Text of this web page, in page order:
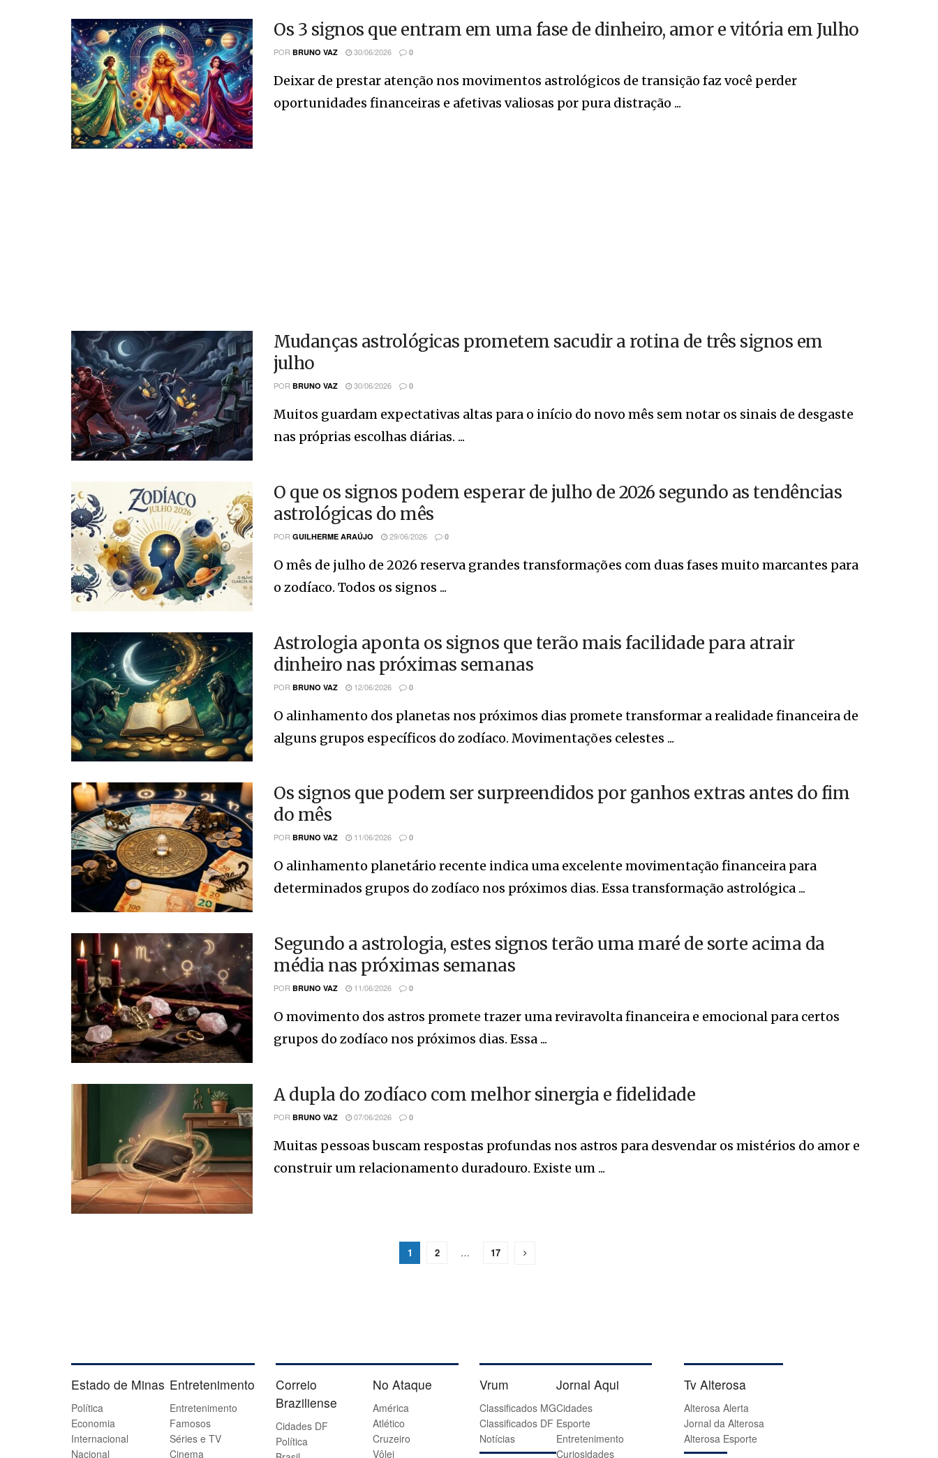
Os 3 signos que entram em uma fase de dinheiro, amor e vitória em Julho
POR BRUNO VAZ 30/06/2026 0
Deixar de prestar atenção nos movimentos astrológicos de transição faz você perder
oportunidades financeiras e afetivas valiosas por pura distração ...
Mudanças astrológicas prometem sacudir a rotina de três signos em
julho
POR BRUNO VAZ 30/06/2026 0
Muitos guardam expectativas altas para o início do novo mês sem notar os sinais de desgaste
nas próprias escolhas diárias. ...
O que os signos podem esperar de julho de 2026 segundo as tendências
astrológicas do mês
POR GUILHERME ARAÚJO 29/06/2026 0
O mês de julho de 2026 reserva grandes transformações com duas fases muito marcantes para
o zodíaco. Todos os signos ...
Astrologia aponta os signos que terão mais facilidade para atrair
dinheiro nas próximas semanas
POR BRUNO VAZ 12/06/2026 0
O alinhamento dos planetas nos próximos dias promete transformar a realidade financeira de
alguns grupos específicos do zodíaco. Movimentações celestes ...
Os signos que podem ser surpreendidos por ganhos extras antes do fim
do mês
POR BRUNO VAZ 11/06/2026 0
O alinhamento planetário recente indica uma excelente movimentação financeira para
determinados grupos do zodíaco nos próximos dias. Essa transformação astrológica ...
Segundo a astrologia, estes signos terão uma maré de sorte acima da
média nas próximas semanas
POR BRUNO VAZ 11/06/2026 0
O movimento dos astros promete trazer uma reviravolta financeira e emocional para certos
grupos do zodíaco nos próximos dias. Essa ...
A dupla do zodíaco com melhor sinergia e fidelidade
POR BRUNO VAZ 07/06/2026 0
Muitas pessoas buscam respostas profundas nos astros para desvendar os mistérios do amor e
construir um relacionamento duradouro. Existe um ...
1 2 … 17
Estado de Minas
Política
Economia
Internacional
Nacional
Entretenimento
Entretenimento
Famosos
Séries e TV
Cinema
Correio
Braziliense
Cidades DF
Política
No Ataque
América
Atlético
Cruzeiro
Vôlei
Vrum
Classificados MG
Classificados DF
Notícias
Jornal Aqui
Cidades
Esporte
Entretenimento
Curiosidades
Tv Alterosa
Alterosa Alerta
Jornal da Alterosa
Alterosa Esporte